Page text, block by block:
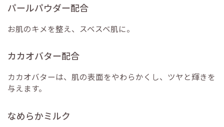
パールパウダー配合
お肌のキメを整え、スベスベ肌に。
カカオバター配合
カカオバターは、肌の表面をやわらかくし、ツヤと輝きを
与えます。
なめらかミルク